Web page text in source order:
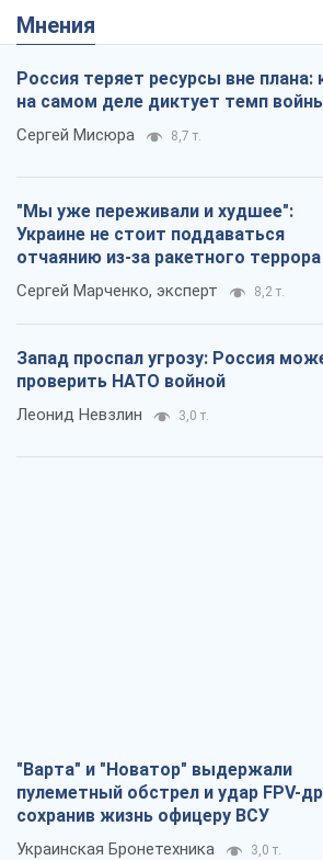
Мнения
Россия теряет ресурсы вне плана:
на самом деле диктует темп
Сергей Мисюра 8,7 т.
"Мы уже переживали и худшее":
Украине не стоит поддаваться
отчаянию из-за ракетного террора
Сергей Марченко, эксперт 8,2 т.
Запад проспал угрозу: Россия
проверить НАТО войной
Леонид Невзлин 3,0 т.
"Варта" и "Новатор" выдержали
пулеметный обстрел и удар FPV-
сохранив жизнь офицеру ВСУ
Украинская Бронетехника 3,0 т.